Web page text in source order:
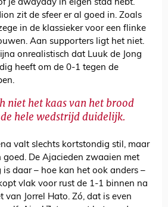
je awayday in eigen stad hebt.
zit de sfeer er al goed in. Zoals
in de klassieker voor een flinke
Aan supporters ligt het niet.
onrealistisch dat Luuk de Jong
heeft om de 0-1 tegen de
niet het kaas van het brood
hele wedstrijd duidelijk.
valt slechts kortstondig stil, maar
De Ajacieden zwaaien met
is daar – hoe kan het ook anders –
vlak voor rust de 1-1 binnen na
van Jorrel Hato. Zó, dat is even